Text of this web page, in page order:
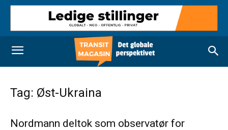
Tag: Øst-Ukraina
Nordmann deltok som observatør for